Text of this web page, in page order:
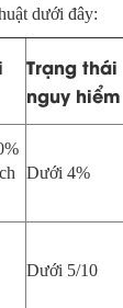
dưới đây:
Trạng thái
nguy hiểm
Dưới 4%
Dưới 5/10